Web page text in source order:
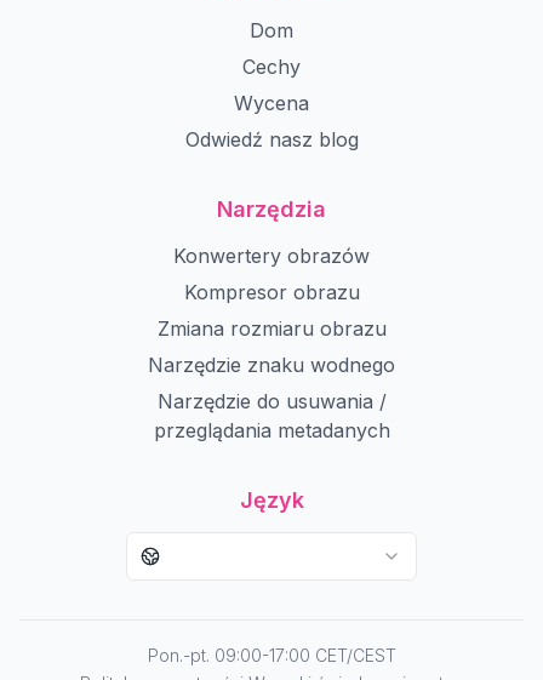
Dom
Cechy
Wycena
Odwiedź nasz blog
Narzędzia
Konwertery obrazów
Kompresor obrazu
Zmiana rozmiaru obrazu
Narzędzie znaku wodnego
Narzędzie do usuwania /
przeglądania metadanych
Język
Pon.-pt. 09:00-17:00 CET/CEST